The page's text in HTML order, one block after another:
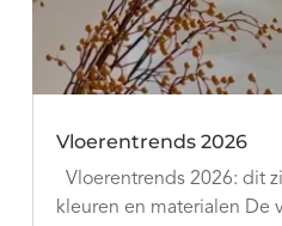
Vloerentrends 2026
Vloerentrends 2026: dit
kleuren en materialen De